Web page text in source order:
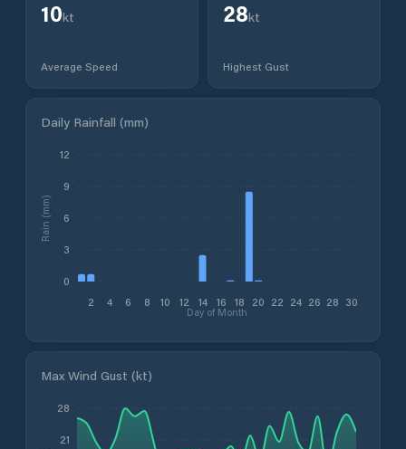
10kt
Average Speed
28kt
Highest Gust
Daily Rainfall (mm)
2 4 6 8 10 12 14 16 18 20 22 24 26 28 30
Day of Month
0
3
6
9
12
Rain (mm)
Max Wind Gust (kt)
21
28